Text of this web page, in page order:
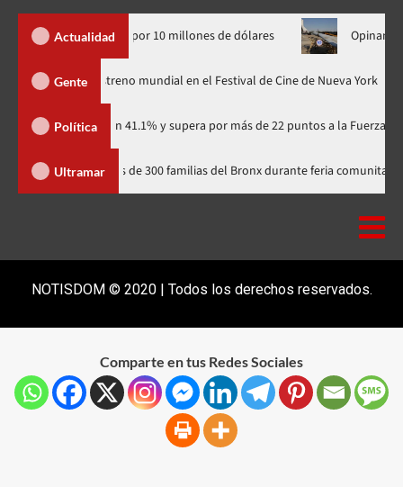
Actualidad
Yankees por 10 millones de dólares Opinan Irán se
Gente
Minus Zero» tendrá su estreno mundial en el Festival de Cine de
Política
con 41.1% y supera por más de 22 puntos a la Fuerza del Pueblo
Ultramar
Yudelka Tapia acerca recursos a más de 300 familias del Bronx durante
NOTISDOM © 2020 | Todos los derechos reservados.
Comparte en tus Redes Sociales